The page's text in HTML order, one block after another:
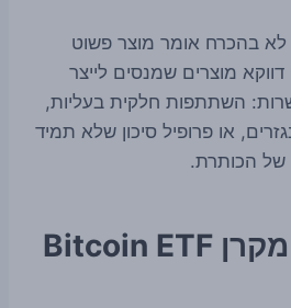
לא בהכרח אומר מוצר פשוט
מוצרים שמנסים לייצר
השתתפות חלקית בעליות,
או פרופיל סיכון שלא תמיד
של הכותרת.
איך זה שונה מקרן Bitcoin ETF